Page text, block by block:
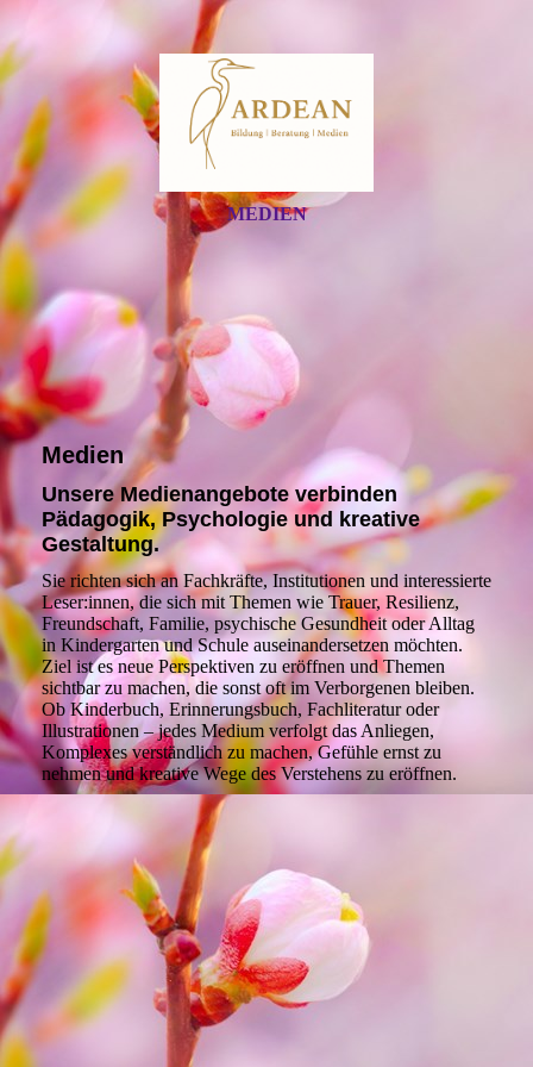
MEDIEN
Medien
Unsere Medienangebote verbinden
Pädagogik, Psychologie und kreative
Gestaltung.
Sie richten sich an Fachkräfte, Institutionen und interessierte
Leser:innen, die sich mit Themen wie Trauer, Resilienz,
Freundschaft, Familie, psychische Gesundheit oder Alltag
in Kindergarten und Schule auseinandersetzen möchten.
Ziel ist es neue Perspektiven zu eröffnen und Themen
sichtbar zu machen, die sonst oft im Verborgenen bleiben.
Ob Kinderbuch, Erinnerungsbuch, Fachliteratur oder
Illustrationen – jedes Medium verfolgt das Anliegen,
Komplexes verständlich zu machen, Gefühle ernst zu
nehmen und kreative Wege des Verstehens zu eröffnen.